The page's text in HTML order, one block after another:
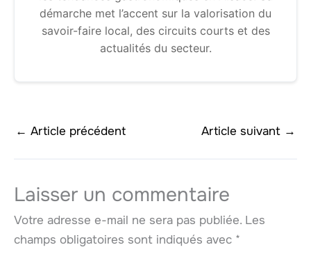
démarche met l’accent sur la valorisation du
savoir-faire local, des circuits courts et des
actualités du secteur.
← Article précédent Article suivant →
Laisser un commentaire
Votre adresse e-mail ne sera pas publiée. Les
champs obligatoires sont indiqués avec *